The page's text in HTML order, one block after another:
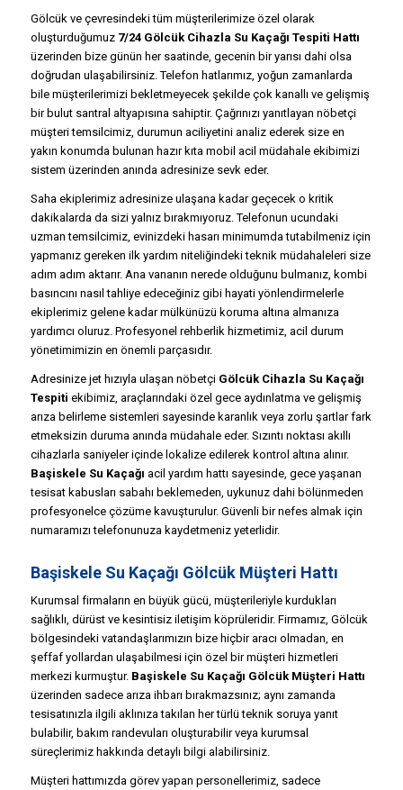
Gölcük ve çevresindeki tüm müşterilerimize özel olarak
oluşturduğumuz 7/24 Gölcük Cihazla Su Kaçağı Tespiti Hattı
üzerinden bize günün her saatinde, gecenin bir yarısı dahi olsa
doğrudan ulaşabilirsiniz. Telefon hatlarımız, yoğun zamanlarda
bile müşterilerimizi bekletmeyecek şekilde çok kanallı ve gelişmiş
bir bulut santral altyapısına sahiptir. Çağrınızı yanıtlayan nöbetçi
müşteri temsilcimiz, durumun aciliyetini analiz ederek size en
yakın konumda bulunan hazır kıta mobil acil müdahale ekibimizi
sistem üzerinden anında adresinize sevk eder.
Saha ekiplerimiz adresinize ulaşana kadar geçecek o kritik
dakikalarda da sizi yalnız bırakmıyoruz. Telefonun ucundaki
uzman temsilcimiz, evinizdeki hasarı minimumda tutabilmeniz için
yapmanız gereken ilk yardım niteliğindeki teknik müdahaleleri size
adım adım aktarır. Ana vananın nerede olduğunu bulmanız, kombi
basıncını nasıl tahliye edeceğiniz gibi hayati yönlendirmelerle
ekiplerimiz gelene kadar mülkünüzü koruma altına almanıza
yardımcı oluruz. Profesyonel rehberlik hizmetimiz, acil durum
yönetimimizin en önemli parçasıdır.
Adresinize jet hızıyla ulaşan nöbetçi Gölcük Cihazla Su Kaçağı
Tespiti ekibimiz, araçlarındaki özel gece aydınlatma ve gelişmiş
arıza belirleme sistemleri sayesinde karanlık veya zorlu şartlar fark
etmeksizin duruma anında müdahale eder. Sızıntı noktası akıllı
cihazlarla saniyeler içinde lokalize edilerek kontrol altına alınır.
Başiskele Su Kaçağı acil yardım hattı sayesinde, gece yaşanan
tesisat kabusları sabahı beklemeden, uykunuz dahi bölünmeden
profesyonelce çözüme kavuşturulur. Güvenli bir nefes almak için
numaramızı telefonunuza kaydetmeniz yeterlidir.
Başiskele Su Kaçağı Gölcük Müşteri Hattı
Kurumsal firmaların en büyük gücü, müşterileriyle kurdukları
sağlıklı, dürüst ve kesintisiz iletişim köprüleridir. Firmamız, Gölcük
bölgesindeki vatandaşlarımızın bize hiçbir aracı olmadan, en
şeffaf yollardan ulaşabilmesi için özel bir müşteri hizmetleri
merkezi kurmuştur. Başiskele Su Kaçağı Gölcük Müşteri Hattı
üzerinden sadece arıza ihbarı bırakmazsınız; aynı zamanda
tesisatınızla ilgili aklınıza takılan her türlü teknik soruya yanıt
bulabilir, bakım randevuları oluşturabilir veya kurumsal
süreçlerimiz hakkında detaylı bilgi alabilirsiniz.
Müşteri hattımızda görev yapan personellerimiz, sadece